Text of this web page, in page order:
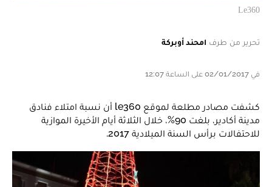
Le360
تحرير من طرف امحند أوبركة
في 02/01/2017 على الساعة 12:07
كشفت مصادر مطلعة لموقع le360 أن نسبة امتلاء فنادق
مدينة أكادير، بلغت 90%، خلال الثلاثة أيام الأخيرة الموازية
للاحتفالات برأس السنة الميلادية 2017.